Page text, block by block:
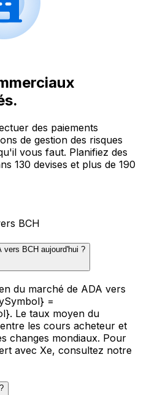
des paiements
de gestion des risques
vous faut. Planifiez des
130 devises et plus de 190
BCH
BCH aujourd'hui ?
du marché de ADA vers
=
Le taux moyen du
les cours acheteur et
changes mondiaux. Pour
avec Xe, consultez notre